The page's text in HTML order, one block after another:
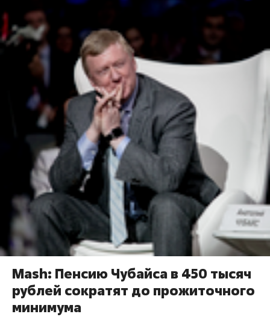
Mash: Пенсию Чубайса в 450 тысяч
рублей сократят до прожиточного
минимума